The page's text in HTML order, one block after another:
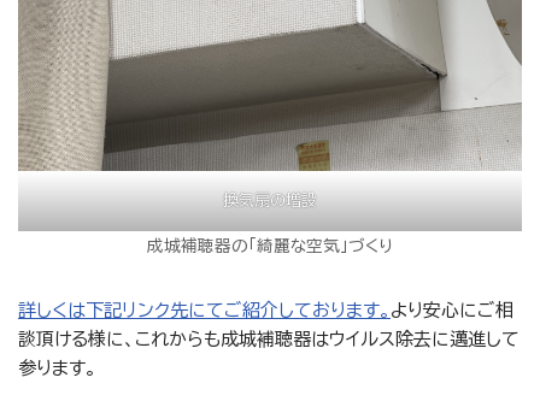
換気扇の増設
成城補聴器の「綺麗な空気」づくり
詳しくは下記リンク先にてご紹介しております。 より安心にご相
談頂ける様に、これからも成城補聴器はウイルス除去に邁進して
参ります。